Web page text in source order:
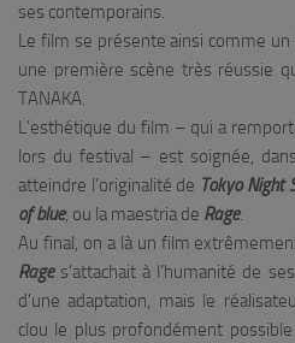
ses contemporains.
Le film se présente ainsi comme
une première scène très réussie
TANAKA.
L’esthétique du film – qui a
lors du festival – est soignée,
atteindre l’originalité de Tokyo Night
of blue, ou la maestria de Rage.
Au final, on a là un film
Rages’attachait à l’humanité de
d’une adaptation, mais le
clou le plus profondément